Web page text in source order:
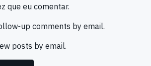
que eu comentar.
up comments by email.
posts by email.